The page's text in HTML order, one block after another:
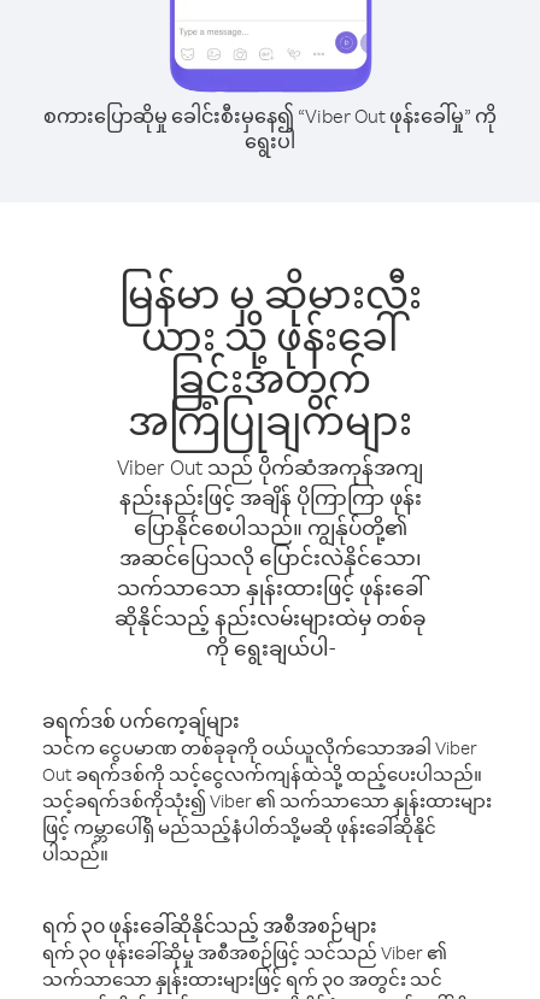
စကားပြောဆိုမှု ခေါင်းစီးမှနေ၍ “Viber Out ဖုန်းခေါ်မှု” ကို
ရွေးပါ
မြန်မာ မှ ဆိုမားလီး
ယား သို့ ဖုန်းခေါ်
ခြင်းအတွက်
အကြံပြုချက်များ
Viber Out သည် ပိုက်ဆံအကုန်အကျ
နည်းနည်းဖြင့် အချိန် ပိုကြာကြာ ဖုန်း
ပြောနိုင်စေပါသည်။ ကျွန်ုပ်တို့၏
အဆင်ပြေသလို ပြောင်းလဲနိုင်သော၊
သက်သာသော နှုန်းထားဖြင့် ဖုန်းခေါ်
ဆိုနိုင်သည့် နည်းလမ်းများထဲမှ တစ်ခု
ကို ရွေးချယ်ပါ-
ခရက်ဒစ် ပက်ကေ့ချ်များ
သင်က ငွေပမာဏ တစ်ခုခုကို ဝယ်ယူလိုက်သောအခါ Viber
Out ခရက်ဒစ်ကို သင့်ငွေလက်ကျန်ထဲသို့ ထည့်ပေးပါသည်။
သင့်ခရက်ဒစ်ကိုသုံး၍ Viber ၏ သက်သာသော နှုန်းထားများ
ဖြင့် ကမ္ဘာပေါ်ရှိ မည်သည့်နံပါတ်သို့မဆို ဖုန်းခေါ်ဆိုနိုင်
ပါသည်။
ရက် ၃၀ ဖုန်းခေါ်ဆိုနိုင်သည့် အစီအစဉ်များ
ရက် ၃၀ ဖုန်းခေါ်ဆိုမှု အစီအစဉ်ဖြင့် သင်သည် Viber ၏
သက်သာသော နှုန်းထားများဖြင့် ရက် ၃၀ အတွင်း သင်